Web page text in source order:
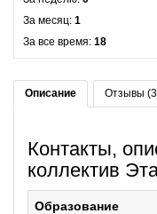
За месяц: 1
За все время: 18
Описание Отзывы
Контакты,
коллектив
Образование